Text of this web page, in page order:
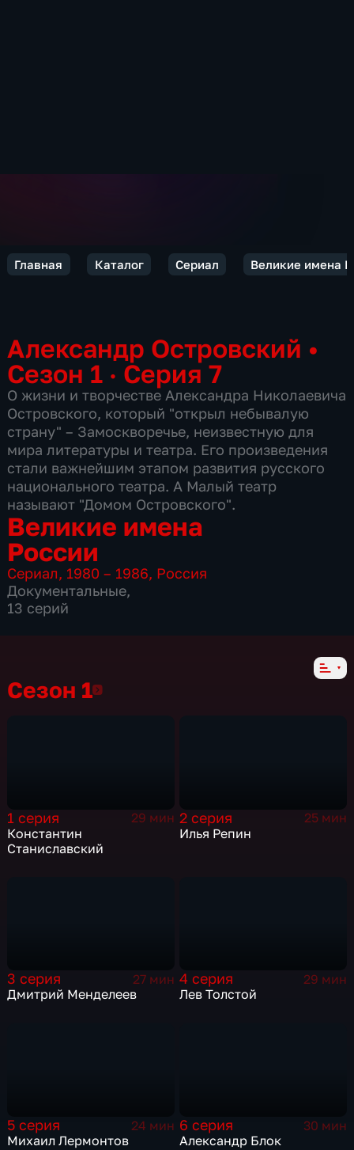
Главная Каталог Сериал Великие имена
Александр Островский •
Сезон 1 · Серия 7
О жизни и творчестве Александра Николаевича
Островского, который "открыл небывалую
страну" – Замоскворечье, неизвестную для
мира литературы и театра. Его произведения
стали важнейшим этапом развития русского
национального театра. А Малый театр
называют "Домом Островского".
Великие имена
России
Сериал, 1980 – 1986, Россия
Документальные,
13 серий
Сезон 1Сезон 1
1 серия
29 мин
Константин
Станиславский
2 серия
25 мин
Илья Репин
3 серия
27 мин
Дмитрий Менделеев
4 серия
29 мин
Лев Толстой
5 серия
24 мин
Михаил Лермонтов
6 серия
30 мин
Александр Блок